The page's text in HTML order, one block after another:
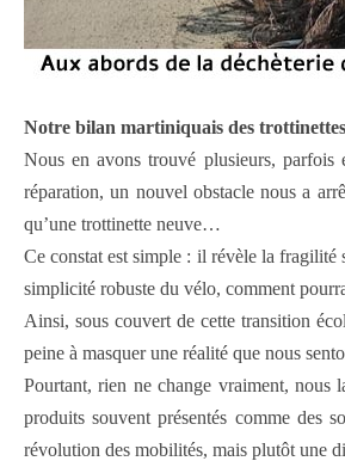
Notre bilan martiniquais des
Nous en avons trouvé plusieurs, parfois
réparation, un nouvel obstacle nous a
qu’une trottinette neuve…
Ce constat est simple : il révèle la fragilité
simplicité robuste du vélo, comment
Ainsi, sous couvert de cette transition
peine à masquer une réalité que nous
Pourtant, rien ne change vraiment, nous
produits souvent présentés comme des
révolution des mobilités, mais plutôt une